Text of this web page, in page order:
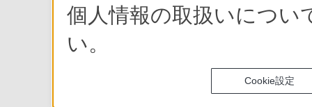
個人情報の取扱いについ
い。
Cookie設定